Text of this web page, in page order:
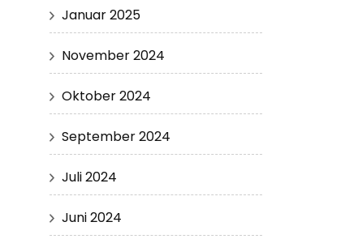
Januar 2025
November 2024
Oktober 2024
September 2024
Juli 2024
Juni 2024